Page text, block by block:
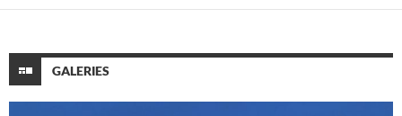
GALERIES